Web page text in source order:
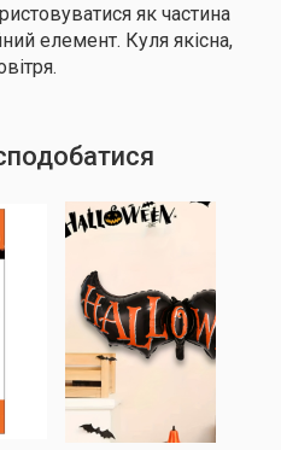
як частина
елемент. Куля якісна,